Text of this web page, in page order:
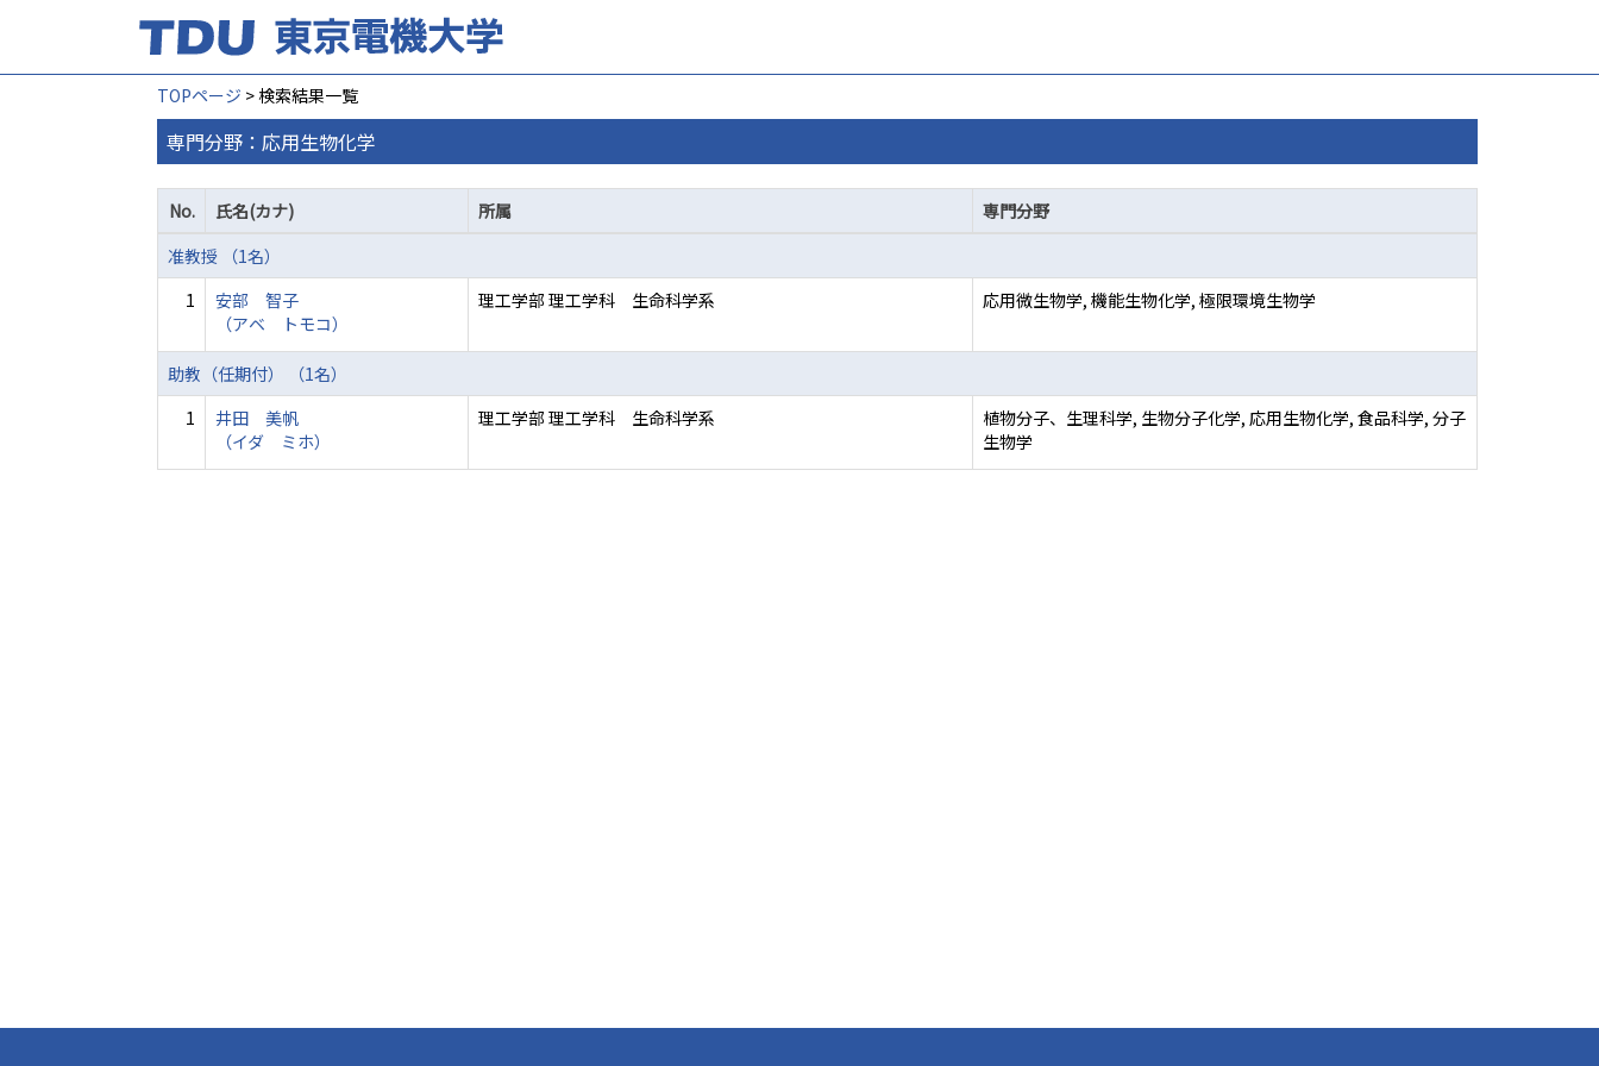
TOPページ > 検索結果一覧
専門分野：応用生物化学
No. 氏名(カナ) 所属
専門分野
准教授 （1名）
1
安部 智子
（アベ トモコ）
理工学部 理工学科 生命科学系 応用微生物学, 機能生物化学, 極限環境生物学
助教（任期付） （1名）
1
井田 美帆
（イダ ミホ）
理工学部 理工学科 生命科学系
植物分子、生理科学, 生物分子化学, 応用生物化学, 食品科学, 分子
生物学